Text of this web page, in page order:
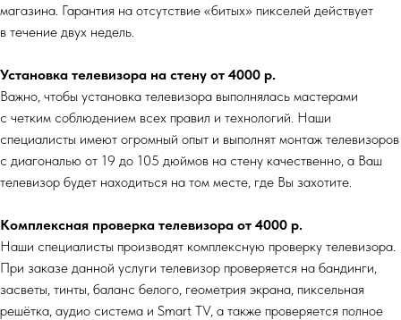
магазина. Гарантия на отсутствие «битых» пикселей действует
в течение двух недель.
Установка телевизора на стену от 4000 р.
Важно, чтобы установка телевизора выполнялась мастерами
с четким соблюдением всех правил и технологий. Наши
специалисты имеют огромный опыт и выполнят монтаж телевизоров
с диагональю от 19 до 105 дюймов на стену качественно, а Ваш
телевизор будет находиться на том месте, где Вы захотите.
Комплексная проверка телевизора от 4000 р.
Наши специалисты производят комплексную проверку телевизора.
При заказе данной услуги телевизор проверяется на бандинги,
засветы, тинты, баланс белого, геометрия экрана, пиксельная
решётка, аудио система и Smart TV, а также проверяется полное